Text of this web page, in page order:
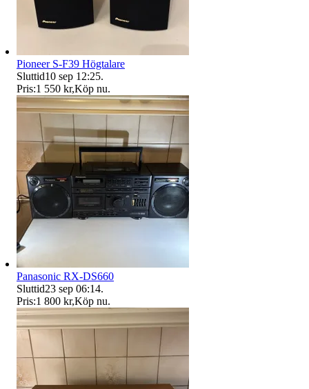
Pioneer S-F39 Högtalare
Sluttid10 sep 12:25.
Pris:1 550 kr,Köp nu.
Panasonic RX-DS660
Sluttid23 sep 06:14.
Pris:1 800 kr,Köp nu.